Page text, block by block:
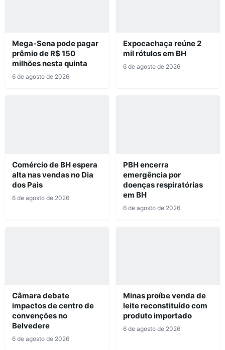
Mega-Sena pode pagar
prêmio de R$ 150
milhões nesta quinta
6 de agosto de 2026
Expocachaça reúne 2
mil rótulos em BH
6 de agosto de 2026
Comércio de BH espera
alta nas vendas no Dia
dos Pais
6 de agosto de 2026
PBH encerra
emergência por
doenças respiratórias
em BH
6 de agosto de 2026
Câmara debate
impactos de centro de
convenções no
Belvedere
6 de agosto de 2026
Minas proíbe venda de
leite reconstituído com
produto importado
6 de agosto de 2026